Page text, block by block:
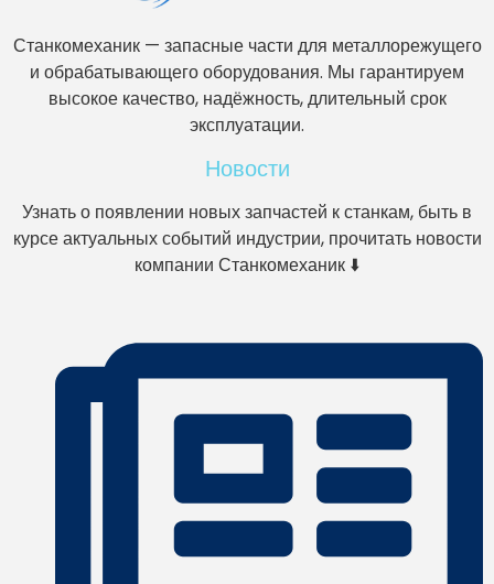
Станкомеханик — запасные части для металлорежущего
и обрабатывающего оборудования. Мы гарантируем
высокое качество, надёжность, длительный срок
эксплуатации.
Новости
Узнать о появлении новых запчастей к станкам, быть в
курсе актуальных событий индустрии, прочитать новости
компании Станкомеханик ⬇️